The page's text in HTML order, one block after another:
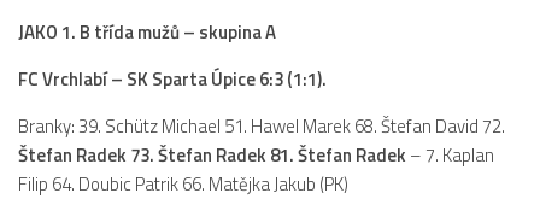
Zápasy MB 2026/27
Hráči
Realizační tým
JAKO 1. B třída mužů – skupina A
FC Vrchlabí – SK Sparta Úpice 6:3 (1:1).
Branky: 39. Schütz Michael 51. Hawel Marek 68. Štefan David 72.
Štefan Radek 73. Štefan Radek 81. Štefan Radek – 7. Kaplan
Filip 64. Doubic Patrik 66. Matějka Jakub (PK)